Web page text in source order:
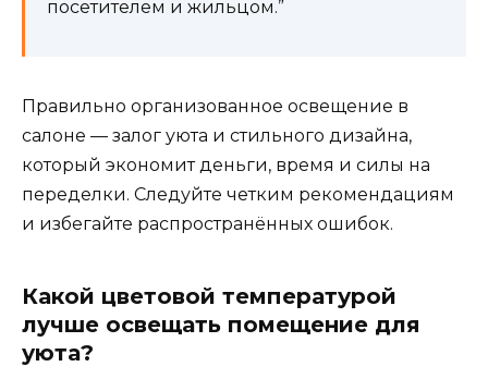
посетителем и жильцом.”
Правильно организованное освещение в
салоне — залог уюта и стильного дизайна,
который экономит деньги, время и силы на
переделки. Следуйте четким рекомендациям
и избегайте распространённых ошибок.
Какой цветовой температурой
лучше освещать помещение для
уюта?